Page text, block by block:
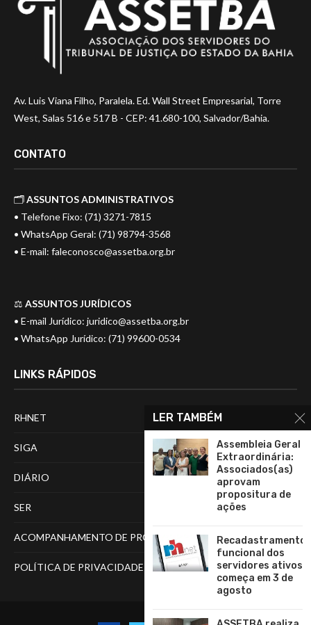
Av. Luis Viana Filho, Paralela. Ed. Wall Street Empresarial, Torre
West, Salas 516 e 517 B - CEP: 41.680-100, Salvador/Bahia.
CONTATO
🗂️ASSUNTOS ADMINISTRATIVOS
• Telefone Fixo: (71) 3271-7815
• WhatsApp Geral: (71) 98794-3568
• E-mail: faleconosco@assetba.org.br
⚖️ ASSUNTOS JURÍDICOS
• E-mail Jurídico: juridico@assetba.org.br
• WhatsApp Jurídico: (71) 99600-0534
LINKS RÁPIDOS
RHNET
SIGA
DIÁRIO
SER
ACOMPANHAMENTO DE PROCESSOS
POLÍTICA DE PRIVACIDADE
LER TAMBÉM
Assembleia Geral
Extraordinária:
Associados(as)
aprovam
propositura de
ações
Recadastramento
funcional dos
servidores ativos
começa em 3 de
agosto